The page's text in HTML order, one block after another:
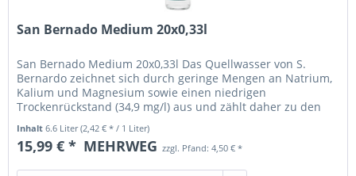
San Bernado Medium 20x0,33l
San Bernado Medium 20x0,33l Das Quellwasser von S.
Bernardo zeichnet sich durch geringe Mengen an Natrium,
Kalium und Magnesium sowie einen niedrigen
Trockenrückstand (34,9 mg/l) aus und zählt daher zu den
Inhalt6.6 Liter(2,42 € * / 1 Liter)
15,99 € * MEHRWEG zzgl. Pfand: 4,50 € *